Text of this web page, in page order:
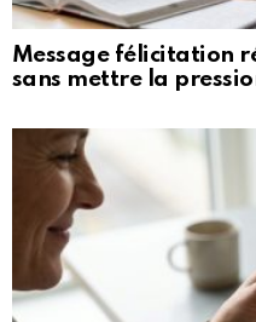
Message félicitation
sans mettre la